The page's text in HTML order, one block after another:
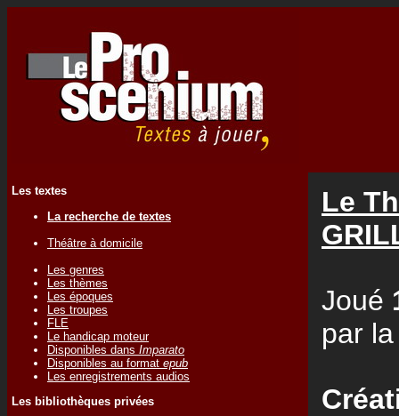
Les textes
La recherche de textes
Théâtre à domicile
Les genres
Les thèmes
Les époques
Les troupes
FLE
Le handicap moteur
Disponibles dans Imparato
Disponibles au format epub
Les enregistrements audios
Les bibliothèques privées
Le
Joué
par